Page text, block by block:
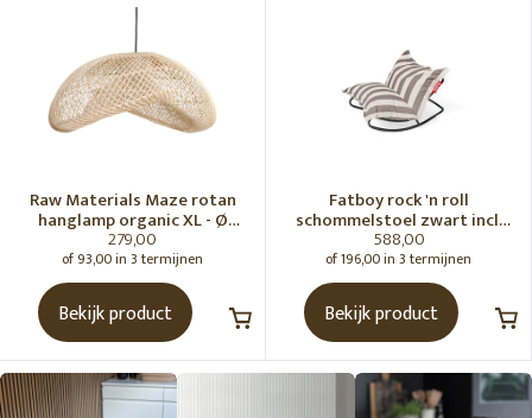
Raw Materials Maze rotan
hanglamp organic XL - Ø
75x31 cm
279,00
of 93,00 in 3 termijnen
Bekijk product
Fatboy rock 'n roll
schommelstoel zwart incl.
original Outdoor zitzak
Stripe Cacao
588,00
of 196,00 in 3 termijnen
Bekijk product